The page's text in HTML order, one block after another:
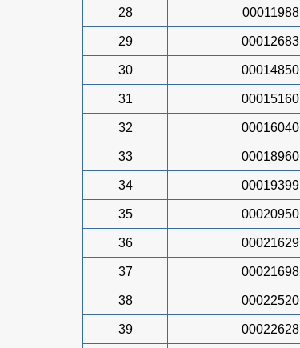
28 00011988
29 00012683
30 00014850
31 00015160
32 00016040
33 00018960
34 00019399
35 00020950
36 00021629
37 00021698
38 00022520
39 00022628